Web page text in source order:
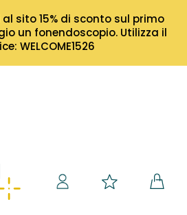
sito 15% di sconto sul primo
un fonendoscopio. Utilizza il
WELCOME1526